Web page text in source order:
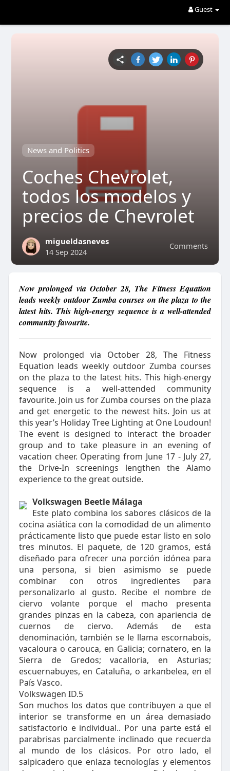
Guest
News and Politics
Coches Chevrolet,
todos los modelos y
precios de Chevrolet
Comments
migueldasneves
14 Sep 2024
Now prolonged via October 28, The Fitness Equation
leads weekly outdoor Zumba courses on the plaza to the
latest hits. This high-energy sequence is a well-attended
community favourite.
Now prolonged via October 28, The Fitness
Equation leads weekly outdoor Zumba courses
on the plaza to the latest hits. This high-energy
sequence is a well-attended community
favourite. Join us for Zumba courses on the plaza
and get energetic to the newest hits. Join us at
this year’s Holiday Tree Lighting at One Loudoun!
The event is designed to interact the broader
group and to take pleasure in an evening of
vacation cheer. Operating from June 17 - July 27,
the Drive-In screenings lengthen the Alamo
experience to the great outside.
Volkswagen Beetle Málaga
Este plato combina los sabores clásicos de la
cocina asiática con la comodidad de un alimento
prácticamente listo que puede estar listo en solo
tres minutos. El paquete, de 120 gramos, está
diseñado para ofrecer una porción idónea para
una persona, si bien asimismo se puede
combinar con otros ingredientes para
personalizarlo al gusto. Recibe el nombre de
ciervo volante porque el macho presenta
grandes pinzas en la cabeza, con apariencia de
cuernos de ciervo. Además de esta
denominación, también se le llama escornabois,
vacaloura o carouca, en Galicia; cornatero, en la
Sierra de Gredos; vacalloria, en Asturias;
escuernabuyes, en Cataluña, o arkanbelea, en el
País Vasco.
Volkswagen ID.5
Son muchos los datos que contribuyen a que el
interior se transforme en un área demasiado
satisfactorio e individual.. Por una parte está el
parabrisas parcialmente inclinado que recuerda
al mundo de los clásicos. Por otro lado, el
salpicadero que enlaza tecnologías y elementos